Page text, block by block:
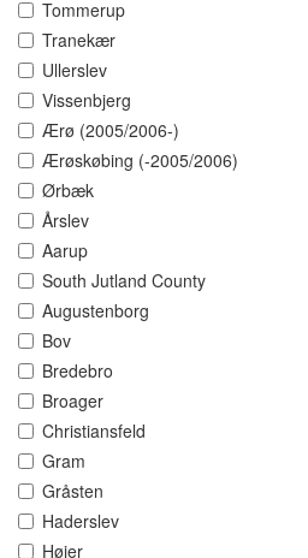
Tommerup
Tranekær
Ullerslev
Vissenbjerg
Ærø (2005/2006-)
Ærøskøbing (-2005/2006)
Ørbæk
Årslev
Aarup
South Jutland County
Augustenborg
Bov
Bredebro
Broager
Christiansfeld
Gram
Gråsten
Haderslev
Højer